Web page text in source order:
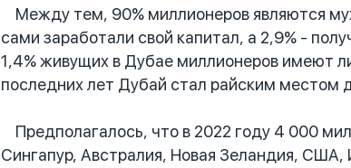
Между тем, 90% миллионеров являются
сами заработали свой капитал, а 2,9% -
1,4% живущих в Дубае миллионеров имеют
последних лет Дубай стал райским местом
Предполагалось, что в 2022 году 4 000
Сингапур, Австралия, Новая Зеландия,